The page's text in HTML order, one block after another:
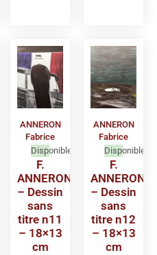
ANNERON
Fabrice
Disponible
F.
ANNERON
– Dessin
sans
titre n11
– 18×13
cm
ANNERON
Fabrice
Disponible
F.
ANNERON
– Dessin
sans
titre n12
– 18×13
cm